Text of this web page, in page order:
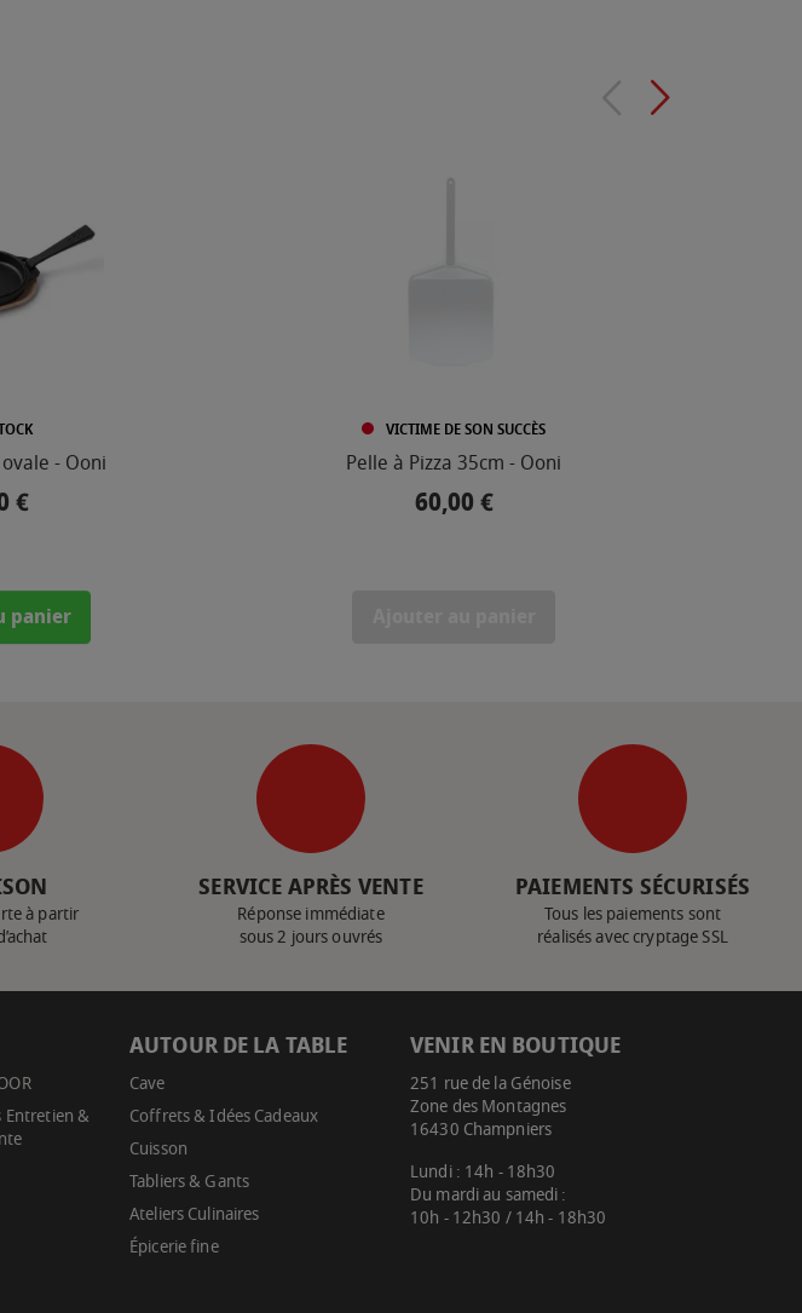
- Ooni
€
panier
VICTIME DE SON SUCCÈS
Pelle à Pizza 35cm - Ooni
Prix
60,00 €
à partir
SERVICE APRÈS VENTE
Réponse immédiate
sous 2 jours ouvrés
PAIEMENTS SÉCURISÉS
Tous les paiements sont
réalisés avec cryptage SSL
Entretien &
AUTOUR DE LA TABLE
Cave
Coffrets & Idées Cadeaux
Cuisson
Tabliers & Gants
Ateliers Culinaires
Épicerie fine
VENIR EN BOUTIQUE
251 rue de la Génoise
Zone des Montagnes
16430 Champniers
Lundi : 14h - 18h30
Du mardi au samedi :
10h - 12h30 / 14h - 18h30